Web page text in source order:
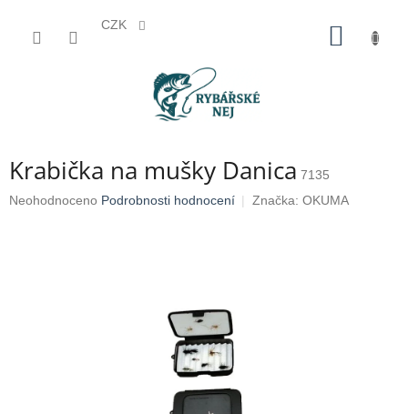
CZK
Krabička na mušky Danica 7135
Průměrné
Neohodnoceno Podrobnosti hodnocení Značka: OKUMA